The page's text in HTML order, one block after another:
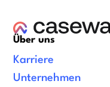
Über uns
Karriere
Unternehmen